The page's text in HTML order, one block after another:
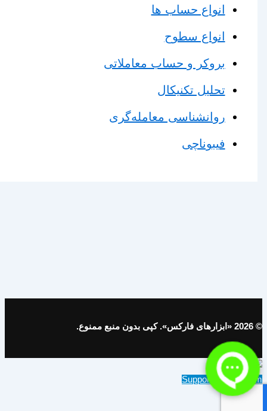
انواع حساب ها
انواع سطوح
بروکر و حساب معاملاتی
تحلیل تکنیکال
روانشناسی معامله‌گری
فیبوناچی
© 2026 «ابزارهای فارکس». کپی بدون منبع ممنوع.
Support on Telegram